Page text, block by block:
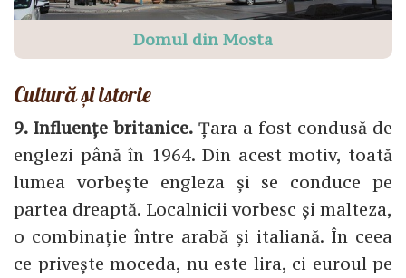
Domul din Mosta
Cultură și istorie
9. Influențe britanice. Țara a fost condusă de
englezi până în 1964. Din acest motiv, toată
lumea vorbește engleza și se conduce pe
partea dreaptă. Localnicii vorbesc și malteza,
o combinație între arabă și italiană. În ceea
ce privește moceda, nu este lira, ci euroul pe